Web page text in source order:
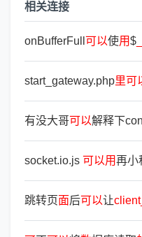
相关连接
onBufferFull 可以使用$
start_gateway.php里可
有没大哥可以解释下
socket.io.js 可以用再小
跳转页面后可以让